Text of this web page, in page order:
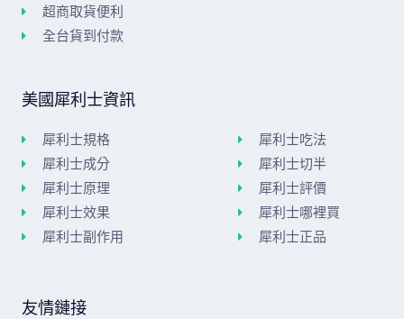
超商取貨便利
全台貨到付款
美國犀利士資訊
犀利士規格
犀利士成分
犀利士原理
犀利士效果
犀利士副作用
犀利士吃法
犀利士切半
犀利士評價
犀利士哪裡買
犀利士正品
友情鏈接